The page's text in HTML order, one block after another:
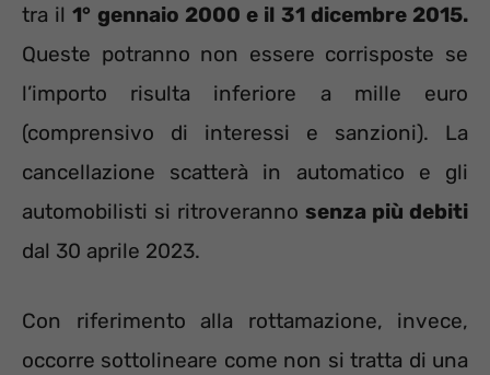
tra il1° gennaio 2000 e il 31 dicembre 2015.
Queste potranno non essere corrisposte se
l’importo risulta inferiore a mille euro
(comprensivo di interessi e sanzioni). La
cancellazione scatterà in automatico e gli
automobilisti si ritroveranno senza più debiti
dal 30 aprile 2023.
Con riferimento alla rottamazione, invece,
occorre sottolineare come non si tratta di una